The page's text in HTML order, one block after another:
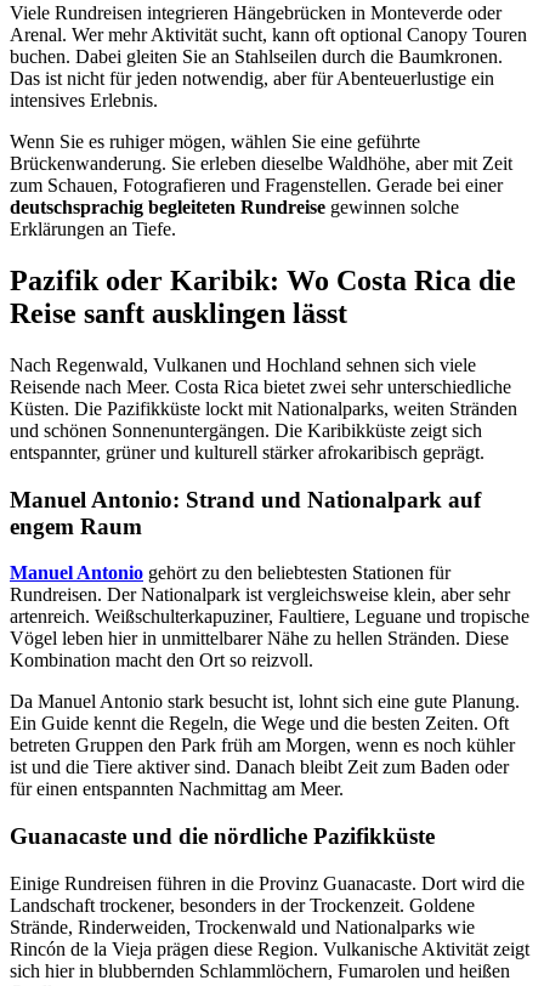
Viele Rundreisen integrieren Hängebrücken in Monteverde oder
Arenal. Wer mehr Aktivität sucht, kann oft optional Canopy Touren
buchen. Dabei gleiten Sie an Stahlseilen durch die Baumkronen.
Das ist nicht für jeden notwendig, aber für Abenteuerlustige ein
intensives Erlebnis.
Wenn Sie es ruhiger mögen, wählen Sie eine geführte
Brückenwanderung. Sie erleben dieselbe Waldhöhe, aber mit Zeit
zum Schauen, Fotografieren und Fragenstellen. Gerade bei einer
deutschsprachig begleiteten Rundreise gewinnen solche
Erklärungen an Tiefe.
Pazifik oder Karibik: Wo Costa Rica die
Reise sanft ausklingen lässt
Nach Regenwald, Vulkanen und Hochland sehnen sich viele
Reisende nach Meer. Costa Rica bietet zwei sehr unterschiedliche
Küsten. Die Pazifikküste lockt mit Nationalparks, weiten Stränden
und schönen Sonnenuntergängen. Die Karibikküste zeigt sich
entspannter, grüner und kulturell stärker afrokaribisch geprägt.
Manuel Antonio: Strand und Nationalpark auf
engem Raum
Manuel Antonio gehört zu den beliebtesten Stationen für
Rundreisen. Der Nationalpark ist vergleichsweise klein, aber sehr
artenreich. Weißschulterkapuziner, Faultiere, Leguane und tropische
Vögel leben hier in unmittelbarer Nähe zu hellen Stränden. Diese
Kombination macht den Ort so reizvoll.
Da Manuel Antonio stark besucht ist, lohnt sich eine gute Planung.
Ein Guide kennt die Regeln, die Wege und die besten Zeiten. Oft
betreten Gruppen den Park früh am Morgen, wenn es noch kühler
ist und die Tiere aktiver sind. Danach bleibt Zeit zum Baden oder
für einen entspannten Nachmittag am Meer.
Guanacaste und die nördliche Pazifikküste
Einige Rundreisen führen in die Provinz Guanacaste. Dort wird die
Landschaft trockener, besonders in der Trockenzeit. Goldene
Strände, Rinderweiden, Trockenwald und Nationalparks wie
Rincón de la Vieja prägen diese Region. Vulkanische Aktivität zeigt
sich hier in blubbernden Schlammlöchern, Fumarolen und heißen